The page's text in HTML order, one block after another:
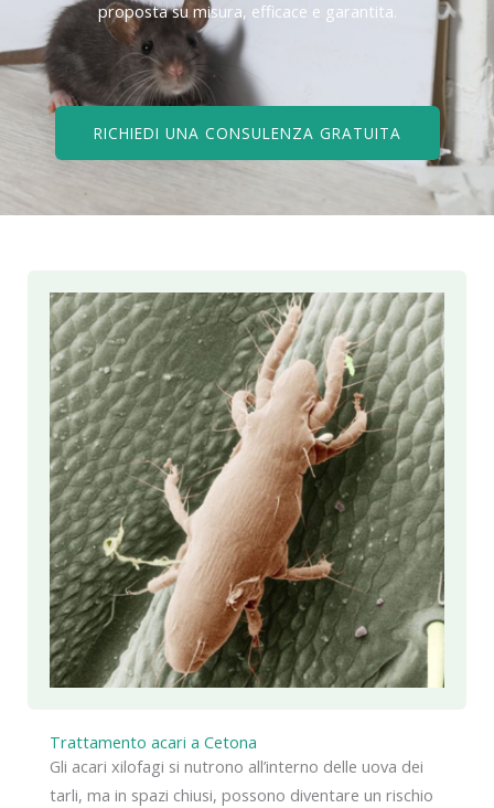
proposta su misura, efficace e garantita.
RICHIEDI UNA CONSULENZA GRATUITA
Trattamento acari a Cetona
Gli acari xilofagi si nutrono all’interno delle uova dei
tarli, ma in spazi chiusi, possono diventare un rischio